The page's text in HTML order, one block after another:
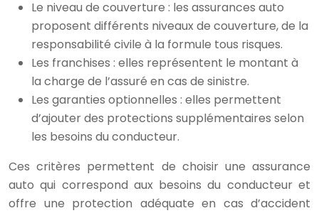
Le niveau de couverture : les assurances auto
proposent différents niveaux de couverture, de la
responsabilité civile à la formule tous risques.
Les franchises : elles représentent le montant à
la charge de l’assuré en cas de sinistre.
Les garanties optionnelles : elles permettent
d’ajouter des protections supplémentaires selon
les besoins du conducteur.
Ces critères permettent de choisir une assurance
auto qui correspond aux besoins du conducteur et
offre une protection adéquate en cas d’accident